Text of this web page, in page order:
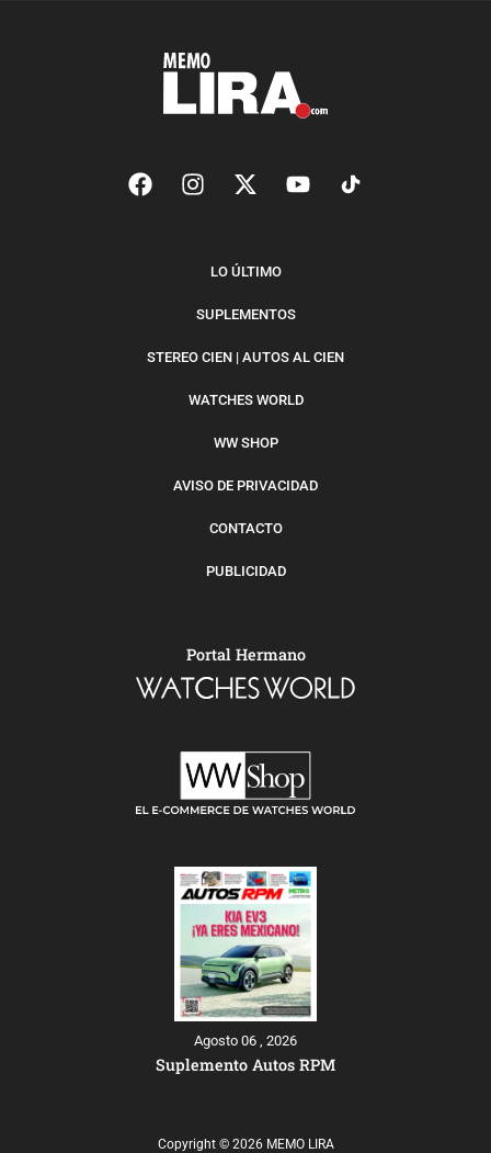
LO ÚLTIMO
SUPLEMENTOS
STEREO CIEN | AUTOS AL CIEN
WATCHES WORLD
WW SHOP
AVISO DE PRIVACIDAD
CONTACTO
PUBLICIDAD
Portal Hermano
Agosto 06 , 2026
Suplemento Autos RPM
Copyright © 2026 MEMO LIRA